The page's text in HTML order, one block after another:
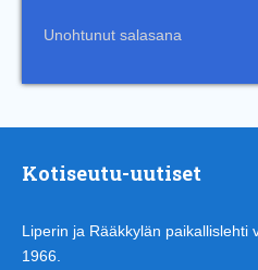
Unohtunut salasana
Kotiseutu-uutiset
Liperin ja Rääkkylän paikallislehti
1966.